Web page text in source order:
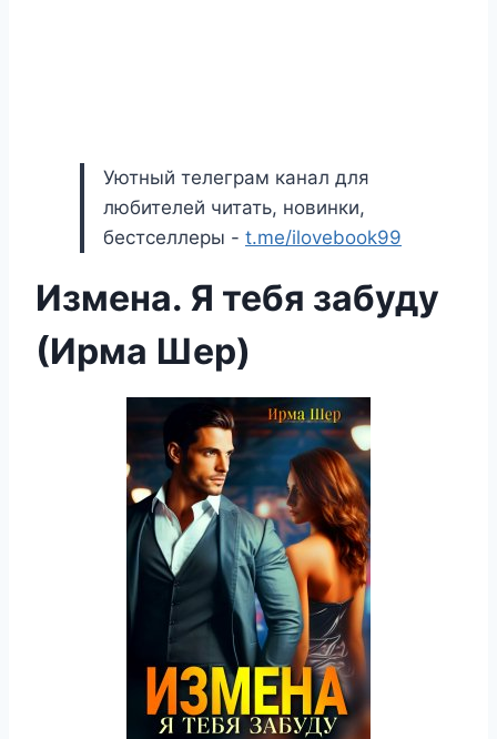
Уютный телеграм канал для
любителей читать, новинки,
бестселлеры - t.me/ilovebook99
Измена. Я тебя забуду
(Ирма Шер)